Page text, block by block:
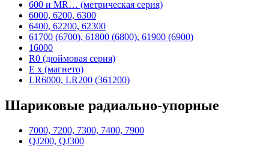
600 и MR… (метрическая серия)
6000, 6200, 6300
6400, 62200, 62300
61700 (6700), 61800 (6800), 61900 (6900)
16000
R0 (дюймовая серия)
E x (магнето)
LR6000, LR200 (361200)
Шариковые радиально-упорные
7000, 7200, 7300, 7400, 7900
QJ200, QJ300